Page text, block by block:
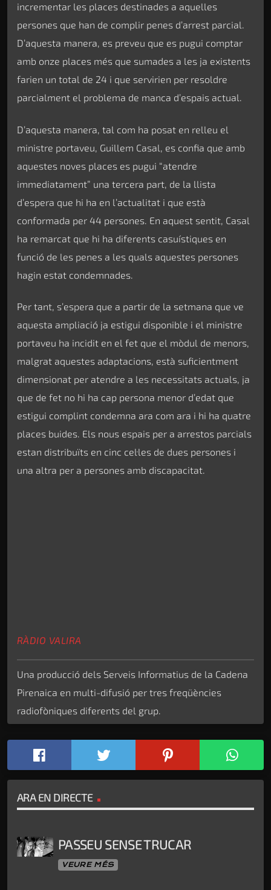
incrementar les places destinades a aquelles
persones que han de complir penes d’arrest parcial.
D’aquesta manera, es preveu que es pugui comptar
amb onze places més que sumades a les ja existents
farien un total de 24 i que servirien per resoldre
parcialment el problema de manca d’espais actual.
D’aquesta manera, tal com ha posat en relleu el
ministre portaveu, Guillem Casal, es confia que amb
aquestes noves places es pugui “atendre
immediatament” una tercera part, de la llista
d’espera que hi ha en l’actualitat i que està
conformada per 44 persones. En aquest sentit, Casal
ha remarcat que hi ha diferents casuístiques en
funció de les penes a les quals aquestes persones
hagin estat condemnades.
Per tant, s’espera que a partir de la setmana que ve
aquesta ampliació ja estigui disponible i el ministre
portaveu ha incidit en el fet que el mòdul de menors,
malgrat aquestes adaptacions, està suficientment
dimensionat per atendre a les necessitats actuals, ja
que de fet no hi ha cap persona menor d’edat que
estigui complint condemna ara com ara i hi ha quatre
places buides. Els nous espais per a arrestos parcials
estan distribuïts en cinc cel·les de dues persones i
una altra per a persones amb discapacitat.
RÀDIO VALIRA
Una producció dels Serveis Informatius de la Cadena
Pirenaica en multi-difusió per tres freqüències
radiofòniques diferents del grup.
ARA EN DIRECTE
PASSEU SENSE TRUCAR
VEURE MÉS